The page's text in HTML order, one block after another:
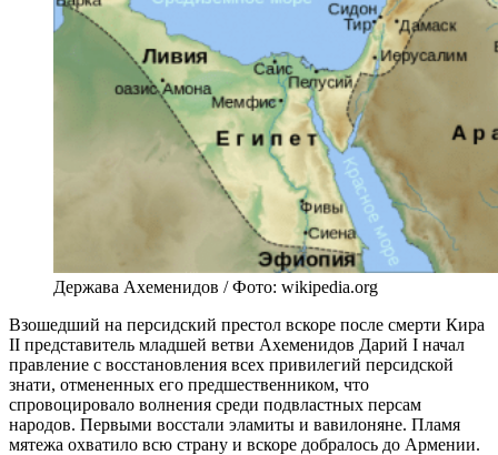
Держава Ахеменидов / Фото: wikipedia.org
Взошедший на персидский престол вскоре после смерти Кира
II представитель младшей ветви Ахеменидов Дарий I начал
правление с восстановления всех привилегий персидской
знати, отмененных его предшественником, что
спровоцировало волнения среди подвластных персам
народов. Первыми восстали эламиты и вавилоняне. Пламя
мятежа охватило всю страну и вскоре добралось до Армении.